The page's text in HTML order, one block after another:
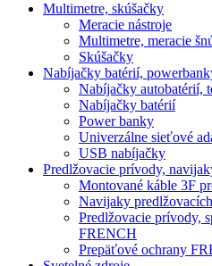
Multimetre, skúšačky
Meracie nástroje
Multimetre, meracie
Skúšačky
Nabíjačky batérií,
Nabíjačky autobatérií,
Nabíjačky batérií
Power banky
Univerzálne sieťové
USB nabíjačky
Predlžovacie prívody,
Montované káble 3F
Navijaky
Predlžovacie prívody,
FRENCH
Prepäťové ochrany